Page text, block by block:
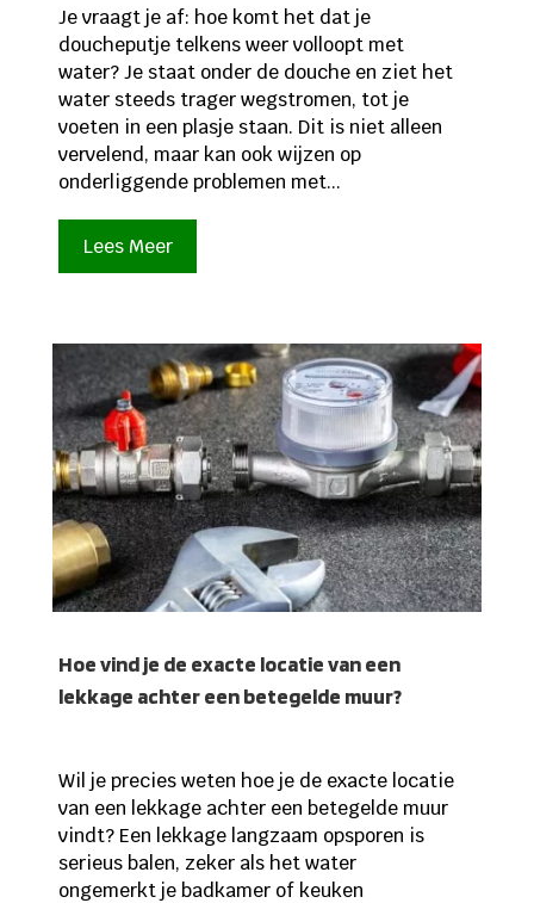
Je vraagt je af: hoe komt het dat je
doucheputje telkens weer volloopt met
water? Je staat onder de douche en ziet het
water steeds trager wegstromen, tot je
voeten in een plasje staan. Dit is niet alleen
vervelend, maar kan ook wijzen op
onderliggende problemen met...
Lees Meer
Hoe vind je de exacte locatie van een
lekkage achter een betegelde muur?
Wil je precies weten hoe je de exacte locatie
van een lekkage achter een betegelde muur
vindt? Een lekkage langzaam opsporen is
serieus balen, zeker als het water
ongemerkt je badkamer of keuken